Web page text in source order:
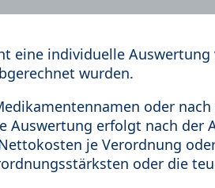
eine individuelle
wurden.
oder
Auswertung erfolgt nach der
je Verordnung
oder die